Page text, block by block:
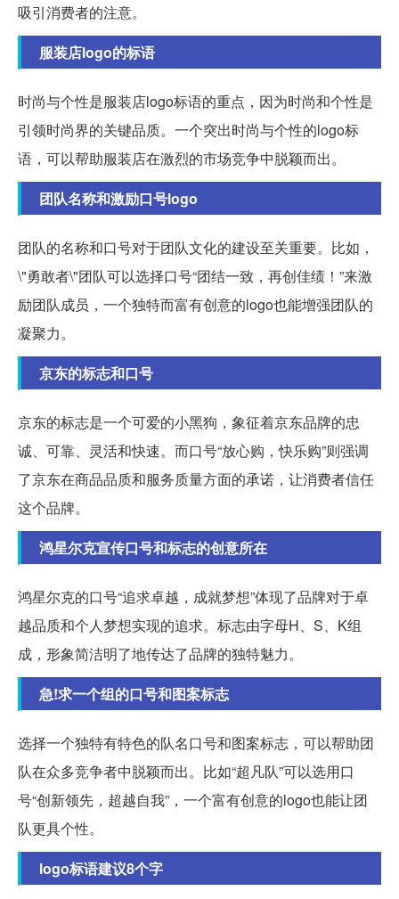
吸引消费者的注意。
服装店logo的标语
时尚与个性是服装店logo标语的重点，因为时尚和个性是
引领时尚界的关键品质。一个突出时尚与个性的logo标
语，可以帮助服装店在激烈的市场竞争中脱颖而出。
团队名称和激励口号logo
团队的名称和口号对于团队文化的建设至关重要。比如，
\"勇敢者\"团队可以选择口号“团结一致，再创佳绩！”来激
励团队成员，一个独特而富有创意的logo也能增强团队的
凝聚力。
京东的标志和口号
京东的标志是一个可爱的小黑狗，象征着京东品牌的忠
诚、可靠、灵活和快速。而口号“放心购，快乐购”则强调
了京东在商品品质和服务质量方面的承诺，让消费者信任
这个品牌。
鸿星尔克宣传口号和标志的创意所在
鸿星尔克的口号“追求卓越，成就梦想”体现了品牌对于卓
越品质和个人梦想实现的追求。标志由字母H、S、K组
成，形象简洁明了地传达了品牌的独特魅力。
急!求一个组的口号和图案标志
选择一个独特有特色的队名口号和图案标志，可以帮助团
队在众多竞争者中脱颖而出。比如“超凡队”可以选用口
号“创新领先，超越自我”，一个富有创意的logo也能让团
队更具个性。
logo标语建议8个字